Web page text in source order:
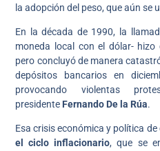
la adopción del peso, que aún se
En la década de 1990, la
moneda local con el dólar- hizo
pero concluyó de manera
depósitos bancarios en
provocando violentas
presidente Fernando De la Rúa.
Esa crisis económica y política
el ciclo inflacionario, que se